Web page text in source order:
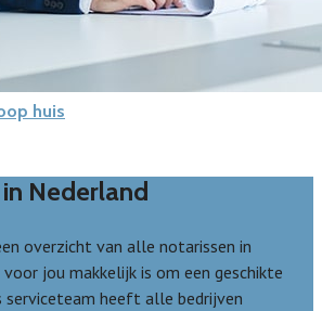
huis
Nederland
overzicht van alle notarissen in
jou makkelijk is om een geschikte
serviceteam heeft alle bedrijven